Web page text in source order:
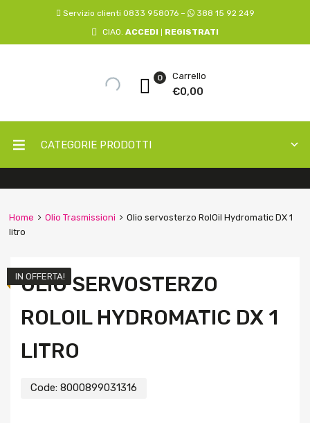
Servizio clienti 0833 958076 –
388 15 92 249
CIAO. ACCEDI REGISTRATI
Carrello
€0,00
0
CATEGORIE PRODOTTI
Home Olio Trasmissioni
Olio servosterzo RolOil Hydromatic DX 1
litro
OLIO SERVOSTERZO
ROLOIL HYDROMATIC DX 1
LITRO
Code: 8000899031316
IN OFFERTA!